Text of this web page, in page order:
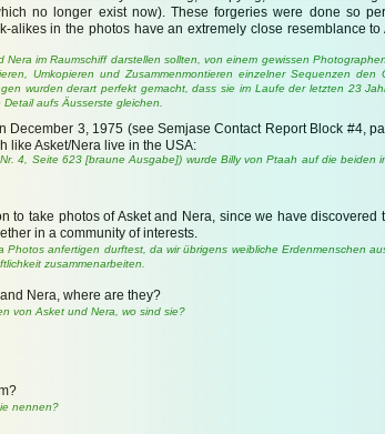
no longer exist now). These forgeries were done so
in the photos have an extremely close resemblance
im Raumschiff darstellen sollten, von einem gewissen
Umkopieren und Zusammenmontieren einzelner Sequenzen
wurden derart perfekt gemacht, dass sie im Laufe der letzten 23
aufs Äusserste gleichen.
December 3, 1975 (see Semjase Contact Report Block #4,
like Asket/Nera live in the USA:
4, Seite 623 [braune Ausgabe]) wurde Billy von Ptaah auf die beiden
to take photos of Asket and Nera, since we have
in a community of interests.
anfertigen durftest, da wir übrigens weibliche Erdenmenschen
zusammenarbeiten.
Nera, where are they?
von Asket und Nera, wo sind sie?
nennen?